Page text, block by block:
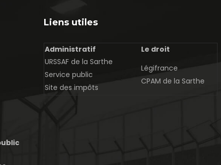
Liens utiles
Administratif
Le droit
URSSAF de la Sarthe
Service public
Site des impôts
Légifrance
CPAM de la Sarthe